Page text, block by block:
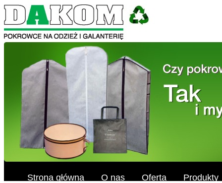
Strona główna O nas Oferta Produkty